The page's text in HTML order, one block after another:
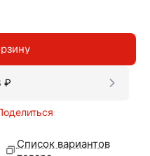
₽
Список вариантов